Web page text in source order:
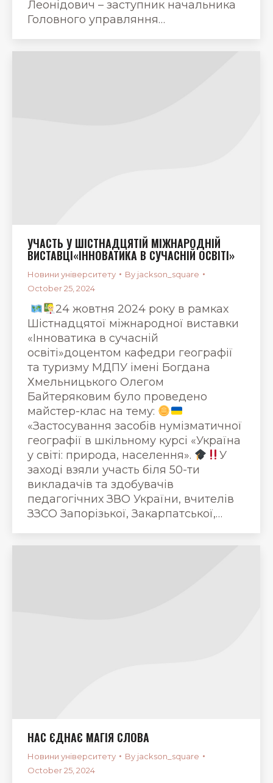
Леонідович – заступник начальника
Головного управляння…
УЧАСТЬ У ШІСТНАДЦЯТІЙ МІЖНАРОДНІЙ
ВИСТАВЦІ«ІННОВАТИКА В СУЧАСНІЙ ОСВІТІ»
Новини університету By jackson_square
October 25, 2024
24 жовтня 2024 року в рамках
Шістнадцятої міжнародної виставки
«Інноватика в сучасній
освіті»доцентом кафедри географії
та туризму МДПУ імені Богдана
Хмельницького Олегом
Байтеряковим було проведено
майстер-клас на тему:
«Застосування засобів нумізматичної
географії в шкільному курсі «Україна
у світі: природа, населення».
У
заході взяли участь біля 50-ти
викладачів та здобувачів
педагогічних ЗВО України, вчителів
ЗЗСО Запорізької, Закарпатської,…
НАС ЄДНАЄ МАГІЯ СЛОВА
Новини університету By jackson_square
October 25, 2024